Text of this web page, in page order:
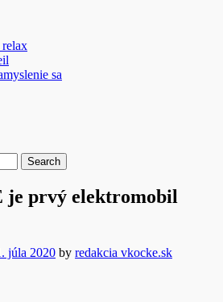
relax
sa
je prvý elektromobil
júla 2020 by redakcia vkocke.sk